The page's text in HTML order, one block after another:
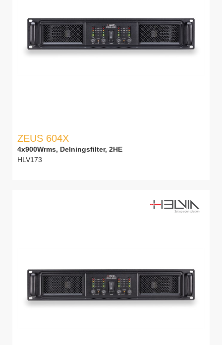
ZEUS 604X
4x900Wrms, Delningsfilter, 2HE
HLV173